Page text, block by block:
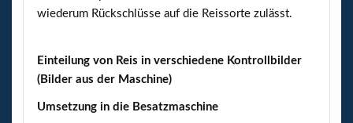
wiederum Rückschlüsse auf die Reissorte zulässt.
Einteilung von Reis in verschiedene Kontrollbilder
(Bilder aus der Maschine)
Umsetzung in die Besatzmaschine